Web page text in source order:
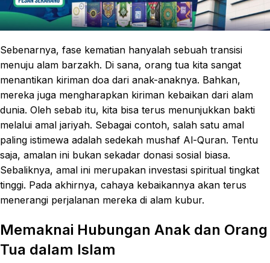
Sebenarnya, fase kematian hanyalah sebuah transisi
menuju alam barzakh. Di sana, orang tua kita sangat
menantikan kiriman doa dari anak-anaknya. Bahkan,
mereka juga mengharapkan kiriman kebaikan dari alam
dunia. Oleh sebab itu, kita bisa terus menunjukkan bakti
melalui amal jariyah. Sebagai contoh, salah satu amal
paling istimewa adalah sedekah mushaf Al-Quran. Tentu
saja, amalan ini bukan sekadar donasi sosial biasa.
Sebaliknya, amal ini merupakan investasi spiritual tingkat
tinggi. Pada akhirnya, cahaya kebaikannya akan terus
menerangi perjalanan mereka di alam kubur.
Memaknai Hubungan Anak dan Orang
Tua dalam Islam